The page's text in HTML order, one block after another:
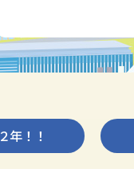
年！！